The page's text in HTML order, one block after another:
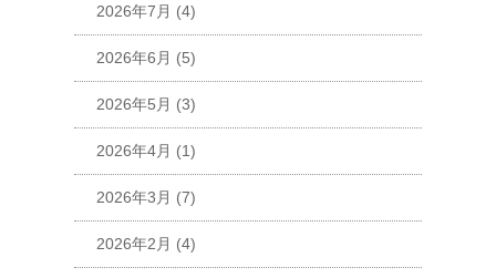
2026年7月 (4)
2026年6月 (5)
2026年5月 (3)
2026年4月 (1)
2026年3月 (7)
2026年2月 (4)